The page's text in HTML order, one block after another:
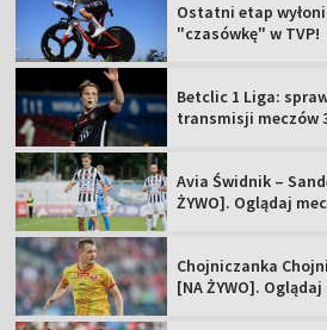
Ostatni etap
"czasówkę" w TVP!
Betclic 1 Liga:
transmisji meczów
Avia Świdnik –
ŻYWO]. Oglądaj
Chojniczanka
[NA ŻYWO].